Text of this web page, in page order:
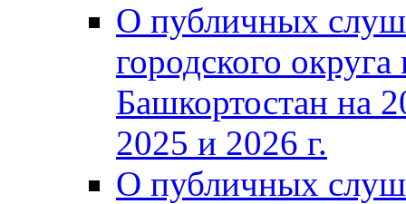
О публичных
городского
Башкортостан на
2025 и 2026 г.
О публичных